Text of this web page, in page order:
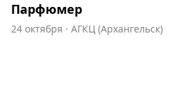
Парфюмер
24 октября · АГКЦ (Архангельск)